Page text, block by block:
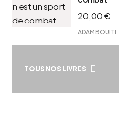
20,00€
ADAM BOUITI
TOUS NOS LIVRES